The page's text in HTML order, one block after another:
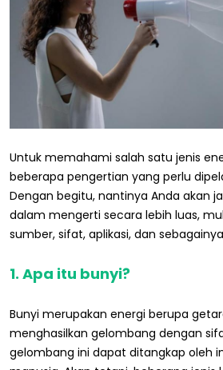
Untuk memahami salah satu jenis
beberapa pengertian yang perlu
Dengan begitu, nantinya Anda akan
dalam mengerti secara lebih luas,
sumber, sifat, aplikasi, dan
1. Apa itu bunyi?
Bunyi merupakan energi berupa
menghasilkan gelombang dengan
gelombang ini dapat ditangkap oleh